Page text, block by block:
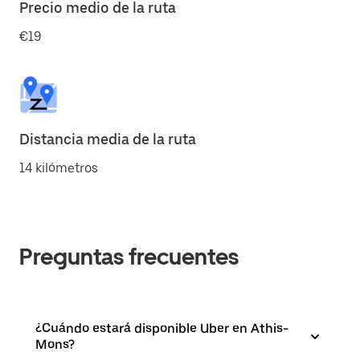
Precio medio de la ruta
€19
Distancia media de la ruta
14 kilómetros
Preguntas frecuentes
¿Cuándo estará disponible Uber en Athis-
Mons?